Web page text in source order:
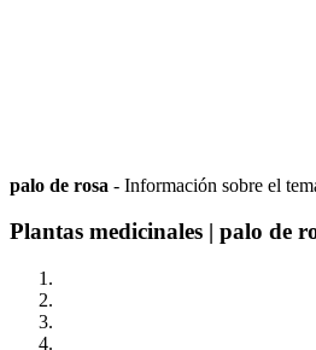
palo de rosa - Información sobre el
Plantas medicinales | palo de